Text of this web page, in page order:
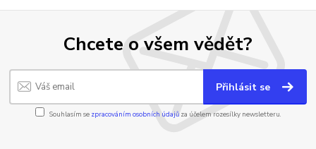
Chcete o všem vědět?
Přihlásit se
Souhlasím se zpracováním osobních údajůza účelem rozesílky newsletteru.